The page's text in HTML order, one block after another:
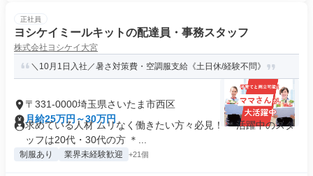
正社員
ヨシケイミールキットの配達員・事務スタッフ
株式会社ヨシケイ大宮
＼10月1日入社／暑さ対策費・空調服支給《土日休/経験不問》
〒331-0000埼玉県さいたま市西区
月給25万円～30万円
求めている人材 ムリなく働きたい方々必見！ ＊活躍中のスタ
ッフは20代・30代の方 ＊...
制服あり 業界未経験歓迎 +21個